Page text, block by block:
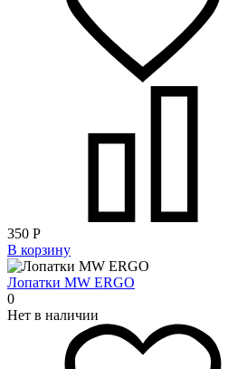
350 Р
В корзину
Лопатки MW ERGO
0
Нет в наличии